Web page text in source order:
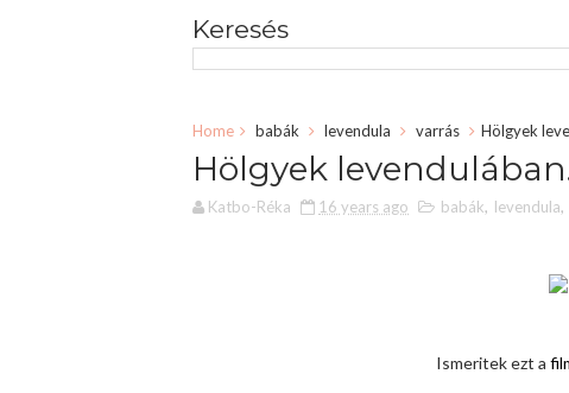
Keresés
Home babák levendula varrás Hölgyek
Hölgyek
Katbo-Réka 16 years ago babák, levendula,
Ismeritek ezt a